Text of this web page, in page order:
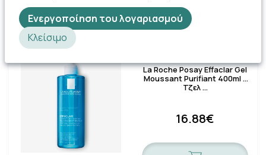
La Roche Posay Effaclar Gel
Moussant Purifiant 400ml –
Τζελ …
16.88€
Ενεργοποίηση του λογαριασμού
Κλείσιμο